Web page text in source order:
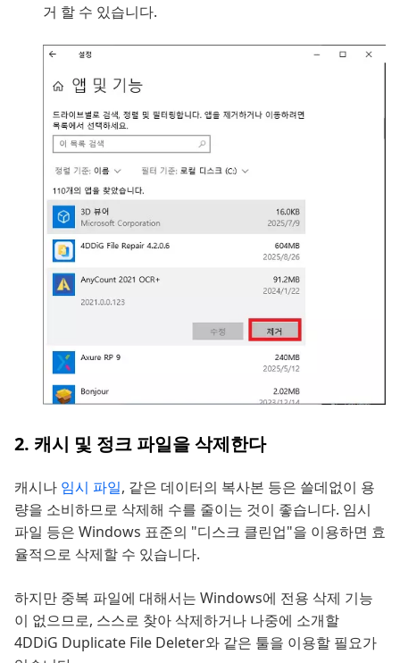
거 할 수 있습니다.
2. 캐시 및 정크 파일을 삭제한다
캐시나 임시 파일, 같은 데이터의 복사본 등은 쓸데없이 용
량을 소비하므로 삭제해 수를 줄이는 것이 좋습니다. 임시
파일 등은 Windows 표준의 "디스크 클린업"을 이용하면 효
율적으로 삭제할 수 있습니다.
하지만 중복 파일에 대해서는 Windows에 전용 삭제 기능
이 없으므로, 스스로 찾아 삭제하거나 나중에 소개할
4DDiG Duplicate File Deleter와 같은 툴을 이용할 필요가